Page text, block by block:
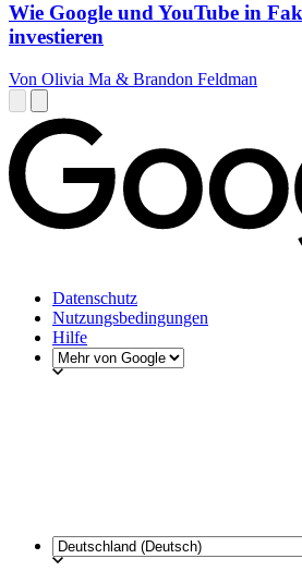
Wie Google und YouTube in
investieren
Von Olivia Ma & Brandon Feldman
Datenschutz
Nutzungsbedingungen
Hilfe